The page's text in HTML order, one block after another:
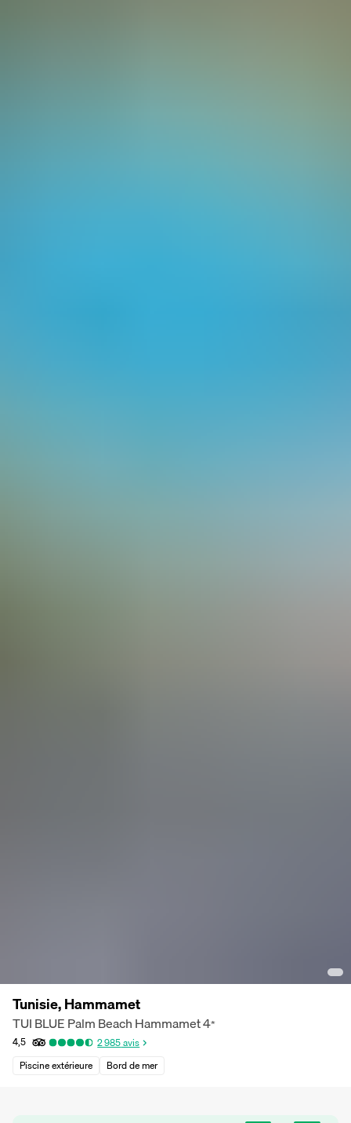
Tunisie, Hammamet
TUI BLUE Palm Beach Hammamet4*
4,5 2 985avis
Piscine extérieure
Bord de mer